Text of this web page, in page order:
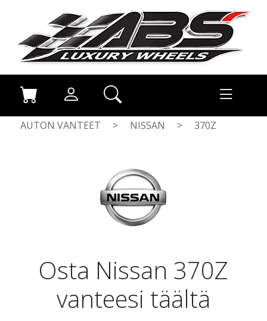
AUTON VANTEET > NISSAN > 370Z
Osta Nissan 370Z
vanteesi täältä